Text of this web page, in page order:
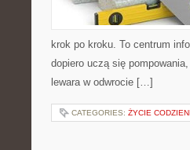
krok po kroku. To centrum
dopiero uczą się
lewara w odwrocie […]
CATEGORIES: ŻYCIE